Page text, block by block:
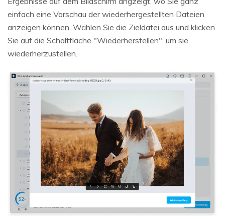
einfach eine Vorschau der wiederhergestellten Dateien
anzeigen können. Wählen Sie die Zieldatei aus und klicken
Sie auf die Schaltfläche "Wiederherstellen", um sie
wiederherzustellen.